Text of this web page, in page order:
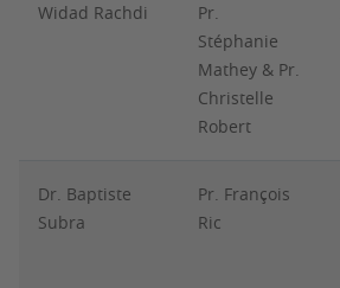
Widad Rachdi
Pr.
Stéphanie
Mathey & Pr.
Christelle
Robert
Dr. Baptiste
Subra
Pr. François
Ric